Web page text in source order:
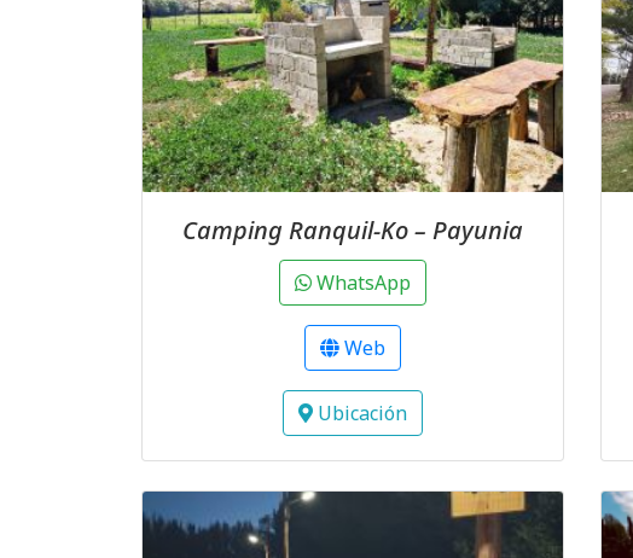
Camping Ranquil-Ko – Payunia
WhatsApp
Web
Ubicación